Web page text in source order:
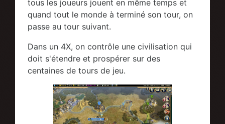
tous les joueurs jouent en même temps et
quand tout le monde à terminé son tour, on
passe au tour suivant.
Dans un 4X, on contrôle une civilisation qui
doit s'étendre et prospérer sur des
centaines de tours de jeu.